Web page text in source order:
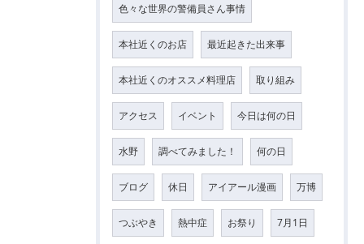
色々な世界の警備員さん事情
本社近くのお店 最近起きた出来事
本社近くのオススメ料理店 取り組み
アクセス イベント 今日は何の日
水野 調べてみました！ 何の日
ブログ 休日 アイアール漫画 万博
つぶやき 熱中症 お祭り 7月1日